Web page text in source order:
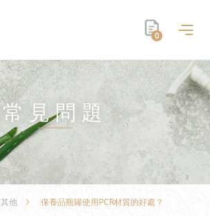
0
常見問題
其他 保養品瓶罐使用PCR材質的好處？